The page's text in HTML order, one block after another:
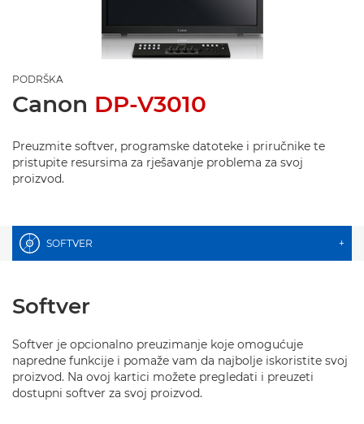
PODRŠKA
Canon DP-V3010
Preuzmite softver, programske datoteke i priručnike te
pristupite resursima za rješavanje problema za svoj
proizvod.
SOFTVER +
Softver
Softver je opcionalno preuzimanje koje omogućuje
napredne funkcije i pomaže vam da najbolje iskoristite svoj
proizvod. Na ovoj kartici možete pregledati i preuzeti
dostupni softver za svoj proizvod.